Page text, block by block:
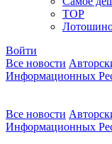
TOP
Войти
Все новости
Информационных
Все новости
Информационных